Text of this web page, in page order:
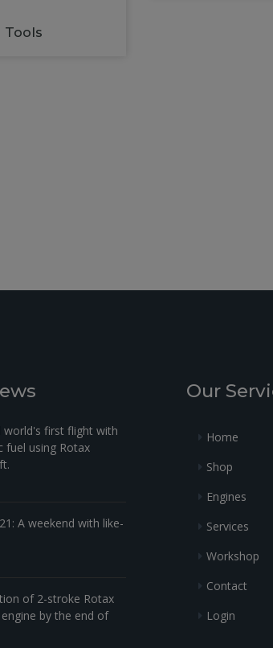
Tools
world's first flight with
fuel using Rotax
A weekend with like-
of 2-stroke Rotax
by the end of
Our
Home
Shop
Engines
Services
Workshop
Contact
Login